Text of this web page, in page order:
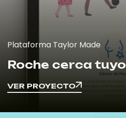
Plataforma Taylor Made
Roche cerca tuyo
VER PROYECTO
VER PROYECTO